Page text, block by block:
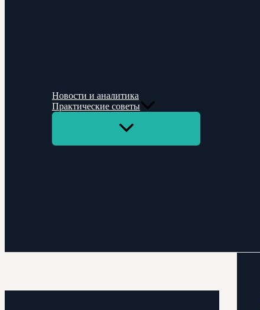
Новости и аналитика
Практические советы
Переключатель